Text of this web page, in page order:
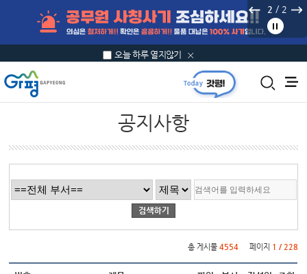
2 / 2
오늘 하루 열지않기
공지사항
총 게시물 4554 페이지 1 / 228